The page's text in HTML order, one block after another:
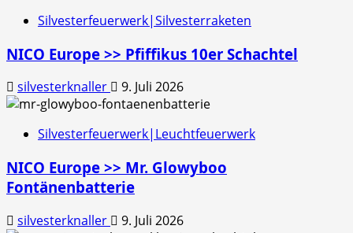
Silvesterfeuerwerk|Silvesterraketen
NICO Europe >> Pfiffikus 10er Schachtel
silvesterknaller 9. Juli 2026
Silvesterfeuerwerk|Leuchtfeuerwerk
NICO Europe >> Mr. Glowyboo
Fontänenbatterie
silvesterknaller 9. Juli 2026